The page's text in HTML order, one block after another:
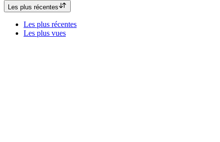
Les plus récentes
Les plus récentes
Les plus vues